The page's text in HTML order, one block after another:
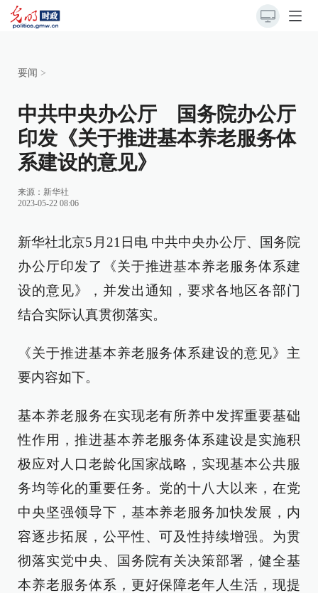
要闻 >
中共中央办公厅 国务院办公厅
印发《关于推进基本养老服务体
系建设的意见》
来源： 新华社
2023-05-22 08:06
新华社北京5月21日电 中共中央办公厅、国务院
办公厅印发了《关于推进基本养老服务体系建
设的意见》，并发出通知，要求各地区各部门
结合实际认真贯彻落实。
《关于推进基本养老服务体系建设的意见》主
要内容如下。
基本养老服务在实现老有所养中发挥重要基础
性作用，推进基本养老服务体系建设是实施积
极应对人口老龄化国家战略，实现基本公共服
务均等化的重要任务。党的十八大以来，在党
中央坚强领导下，基本养老服务加快发展，内
容逐步拓展，公平性、可及性持续增强。为贯
彻落实党中央、国务院有关决策部署，健全基
本养老服务体系，更好保障老年人生活，现提